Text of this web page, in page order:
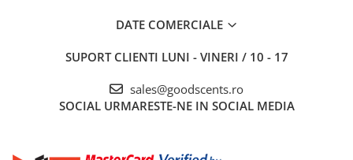
DATE COMERCIALE
SUPORT CLIENTI LUNI - VINERI / 10 - 17
sales@goodscents.ro
SOCIAL URMARESTE-NE IN SOCIAL MEDIA